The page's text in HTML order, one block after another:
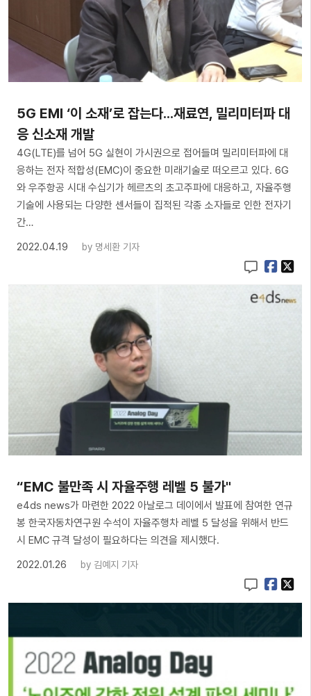
5G EMI ‘이 소재’로 잡는다...재료연, 밀리미터파 대
응 신소재 개발
4G(LTE)를 넘어 5G 실현이 가시권으로 접어들며 밀리미터파에 대
응하는 전자 적합성(EMC)이 중요한 미래기술로 떠오르고 있다. 6G
와 우주항공 시대 수십기가 헤르츠의 초고주파에 대응하고, 자율주행
기술에 사용되는 다양한 센서들이 집적된 각종 소자들로 인한 전자기
간…
2022.04.19
by 명세환 기자
“EMC 불만족 시 자율주행 레벨 5 불가"
e4ds news가 마련한 2022 아날로그 데이에서 발표에 참여한 연규
봉 한국자동차연구원 수석이 자율주행차 레벨 5 달성을 위해서 반드
시 EMC 규격 달성이 필요하다는 의견을 제시했다.
2022.01.26
by 김예지 기자